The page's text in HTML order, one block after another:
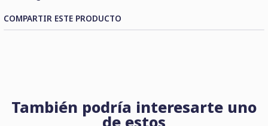
COMPARTIR ESTE PRODUCTO
También podría interesarte uno
de estos